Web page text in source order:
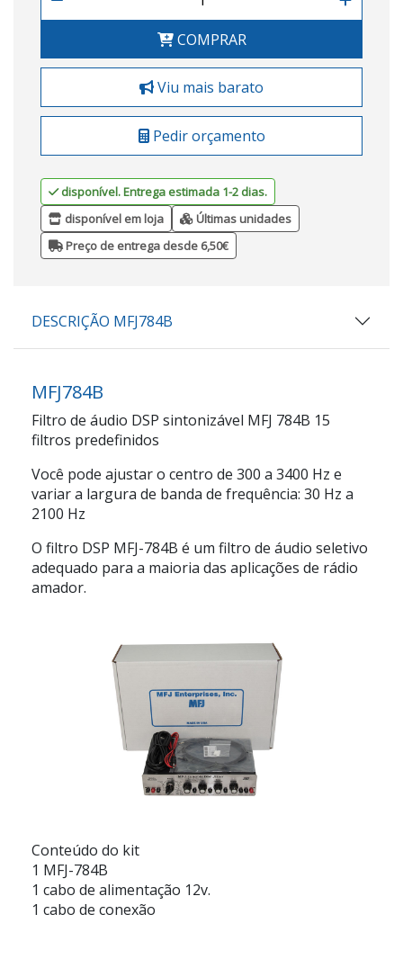
COMPRAR
Viu mais barato
Pedir orçamento
disponível. Entrega estimada 1-2 dias.
disponível em loja
Últimas unidades
Preço de entrega desde 6,50€
DESCRIÇÃO MFJ784B
MFJ784B
Filtro de áudio DSP sintonizável MFJ 784B 15
filtros predefinidos
Você pode ajustar o centro de 300 a 3400 Hz e
variar a largura de banda de frequência: 30 Hz a
2100 Hz
O filtro DSP MFJ-784B é um filtro de áudio seletivo
adequado para a maioria das aplicações de rádio
amador.
Conteúdo do kit
1 MFJ-784B
1 cabo de alimentação 12v.
1 cabo de conexão